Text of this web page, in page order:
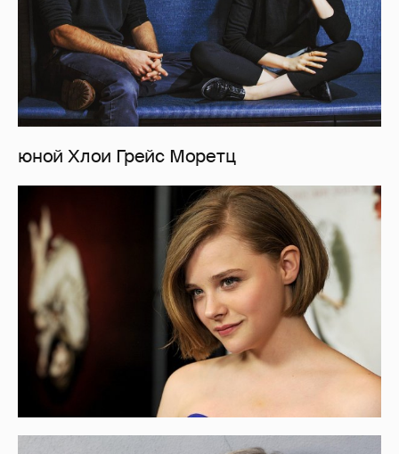
юной Хлои Грейс Моретц